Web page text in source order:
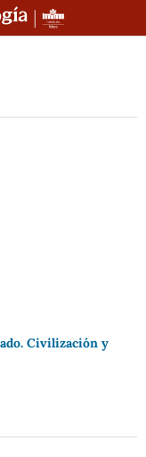
Civilización y